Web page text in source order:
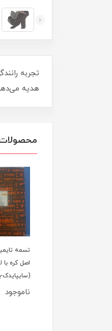
هدیه
تسمه
اصل کره
(سایپایدک-
ناموجود